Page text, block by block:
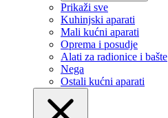
Prikaži svе
Kuhinjski aparati
Mali kućni aparati
Oprema i posudje
Alati za radionice i bašte
Nega
Ostali kućni aparati